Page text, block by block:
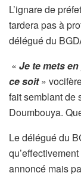
L’ignare de
tardera pas à
délégué du
« Je te mets
ce soit»
fait semblant de
Doumbouya.
Le délégué du
annoncé mais